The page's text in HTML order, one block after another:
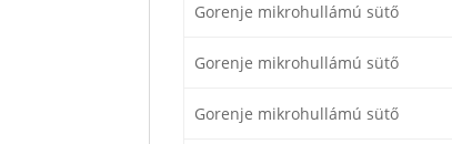
Gorenje mikrohullámú sütő
Gorenje mikrohullámú sütő
Gorenje mikrohullámú sütő